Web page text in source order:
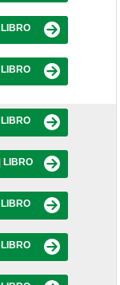
LIBRO
LIBRO
LIBRO
LIBRO
LIBRO
LIBRO